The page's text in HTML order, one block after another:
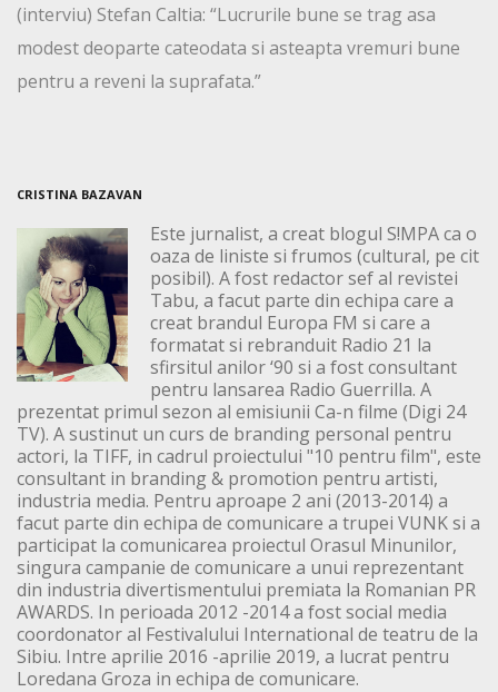
(interviu) Stefan Caltia: “Lucrurile bune se trag asa
modest deoparte cateodata si asteapta vremuri bune
pentru a reveni la suprafata.”
CRISTINA BAZAVAN
Este jurnalist, a creat blogul S!MPA ca o
oaza de liniste si frumos (cultural, pe cit
posibil). A fost redactor sef al revistei
Tabu, a facut parte din echipa care a
creat brandul Europa FM si care a
formatat si rebranduit Radio 21 la
sfirsitul anilor ‘90 si a fost consultant
pentru lansarea Radio Guerrilla. A
prezentat primul sezon al emisiunii Ca-n filme (Digi 24
TV). A sustinut un curs de branding personal pentru
actori, la TIFF, in cadrul proiectului "10 pentru film", este
consultant in branding & promotion pentru artisti,
industria media. Pentru aproape 2 ani (2013-2014) a
facut parte din echipa de comunicare a trupei VUNK si a
participat la comunicarea proiectul Orasul Minunilor,
singura campanie de comunicare a unui reprezentant
din industria divertismentului premiata la Romanian PR
AWARDS. In perioada 2012 -2014 a fost social media
coordonator al Festivalului International de teatru de la
Sibiu. Intre aprilie 2016 -aprilie 2019, a lucrat pentru
Loredana Groza in echipa de comunicare.